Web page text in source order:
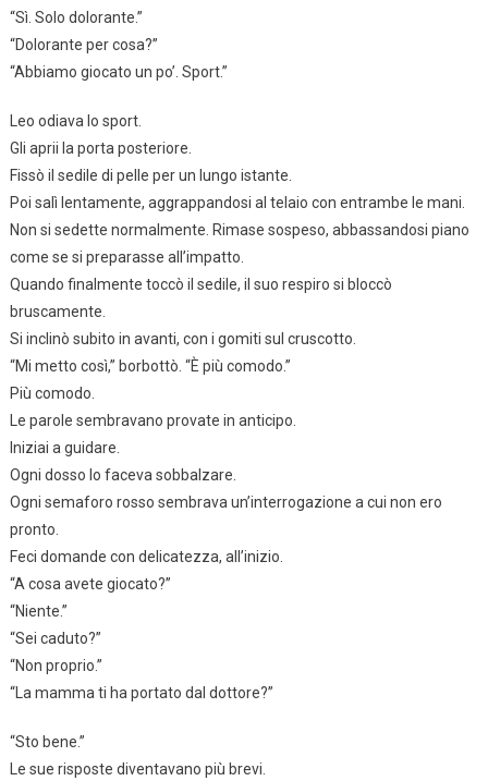
“Sì. Solo dolorante.”
“Dolorante per cosa?”
“Abbiamo giocato un po’. Sport.”
Leo odiava lo sport.
Gli aprii la porta posteriore.
Fissò il sedile di pelle per un lungo istante.
Poi salì lentamente, aggrappandosi al telaio con entrambe le mani.
Non si sedette normalmente. Rimase sospeso, abbassandosi piano
come se si preparasse all’impatto.
Quando finalmente toccò il sedile, il suo respiro si bloccò
bruscamente.
Si inclinò subito in avanti, con i gomiti sul cruscotto.
“Mi metto così,” borbottò. “È più comodo.”
Più comodo.
Le parole sembravano provate in anticipo.
Iniziai a guidare.
Ogni dosso lo faceva sobbalzare.
Ogni semaforo rosso sembrava un’interrogazione a cui non ero
pronto.
Feci domande con delicatezza, all’inizio.
“A cosa avete giocato?”
“Niente.”
“Sei caduto?”
“Non proprio.”
“La mamma ti ha portato dal dottore?”
“Sto bene.”
Le sue risposte diventavano più brevi.